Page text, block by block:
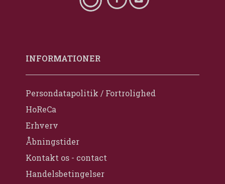
INFORMATIONER
Persondatapolitik / Fortrolighed
HoReCa
Erhverv
Åbningstider
Kontakt os - contact
Handelsbetingelser